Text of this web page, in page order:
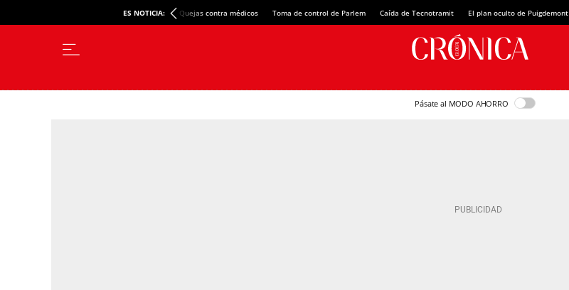
ES NOTICIA: Quejas contra médicos Toma de control de Parlem Caída de Tecnotramit El plan oculto de Puigdemont
Pásate al MODO AHORRO